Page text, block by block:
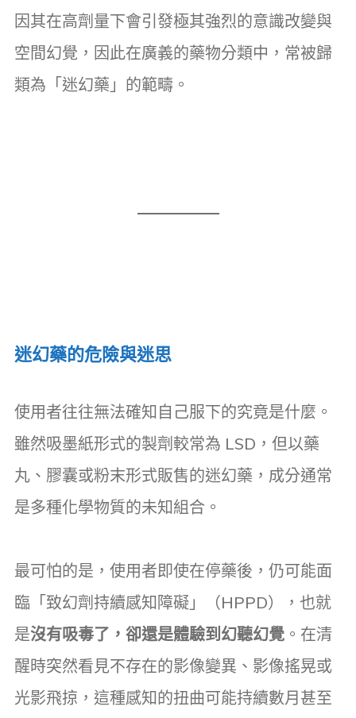
因其在高劑量下會引發極其強烈的意識改變與
空間幻覺，因此在廣義的藥物分類中，常被歸
類為「迷幻藥」的範疇。
迷幻藥的危險與迷思
使用者往往無法確知自己服下的究竟是什麼。
雖然吸墨紙形式的製劑較常為 LSD，但以藥
丸、膠囊或粉末形式販售的迷幻藥，成分通常
是多種化學物質的未知組合。
最可怕的是，使用者即使在停藥後，仍可能面
臨「致幻劑持續感知障礙」（HPPD），也就
是沒有吸毒了，卻還是體驗到幻聽幻覺 。在清
醒時突然看見不存在的影像變異、影像搖晃或
光影飛掠，這種感知的扭曲可能持續數月甚至